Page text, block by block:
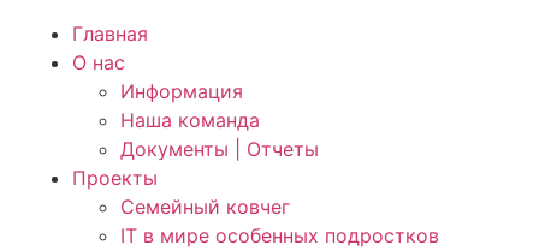
Главная
О нас
Информация
Наша команда
Документы | Отчеты
Проекты
Семейный ковчег
IT в мире особенных подростков